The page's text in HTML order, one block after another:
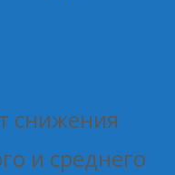
снижения
и среднего